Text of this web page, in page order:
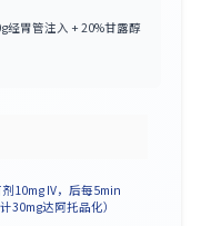
注入 + 20%甘露醇
IV，后每5min
30mg达阿托品化）